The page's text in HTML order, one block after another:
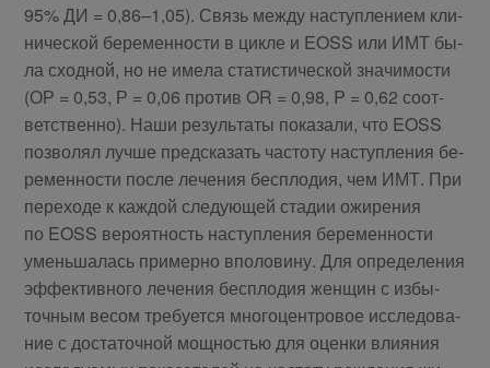
95% ДИ = 0,86–1,05). Связь меж­ду на­ступ­ле­ни­ем кли­
ни­че­ской бе­ре­мен­но­сти в цик­ле и EOSS или ИМТ бы­
ла сход­ной, но не име­ла ста­ти­сти­че­ской зна­чи­мо­сти
(ОР = 0,53, Р = 0,06 про­тив OR = 0,98, P = 0,62 со­от­
вет­ствен­но). На­ши ре­зуль­та­ты по­ка­за­ли, что EOSS
поз­во­лял луч­ше пред­ска­зать ча­сто­ту на­ступ­ле­ния бе­
ре­мен­но­сти по­сле ле­че­ния бес­пло­дия, чем ИМТ. При
пе­ре­хо­де к каж­дой сле­ду­ю­щей ста­дии ожи­ре­ния
по EOSS ве­ро­ят­ность на­ступ­ле­ния бе­ре­мен­но­сти
умень­ша­лась при­мер­но впо­ло­ви­ну. Для опре­де­ле­ния
эф­фек­тив­но­го ле­че­ния бес­пло­дия жен­щин с из­бы­
точ­ным ве­сом тре­бу­ет­ся мно­го­цен­тро­вое ис­сле­до­ва­
ние с до­ста­точ­ной мощ­но­стью для оцен­ки вли­я­ния